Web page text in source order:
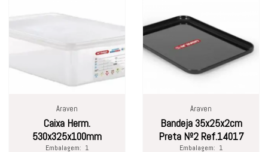
Araven
Caixa Herm.
530x325x100mm
Embalagem: 1
Araven
Bandeja 35x25x2cm
Preta Nº2 Ref.14017
Embalagem: 1